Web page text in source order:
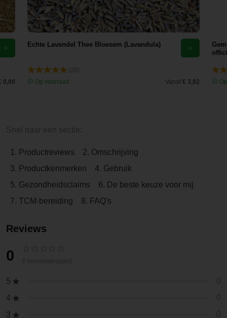
0,00
Echte Lavendel Thee Bloesem (Lavandula)
Op voorraad
Vanaf € 3,92
1. Productreviews
2. Omschrijving
3. Productkenmerken
4. Gebruik
5. Gezondheidsclaims
6. De beste keuze voor mij
7. TCM-bereiding
8. FAQ's
Reviews
0
5
4
3